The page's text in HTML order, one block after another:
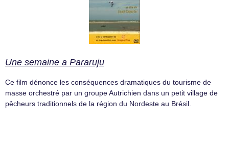
Une semaine a Pararuju
Ce film dénonce les conséquences dramatiques du tourisme de
masse orchestré par un groupe Autrichien dans un petit village de
pêcheurs traditionnels de la région du Nordeste au Brésil.